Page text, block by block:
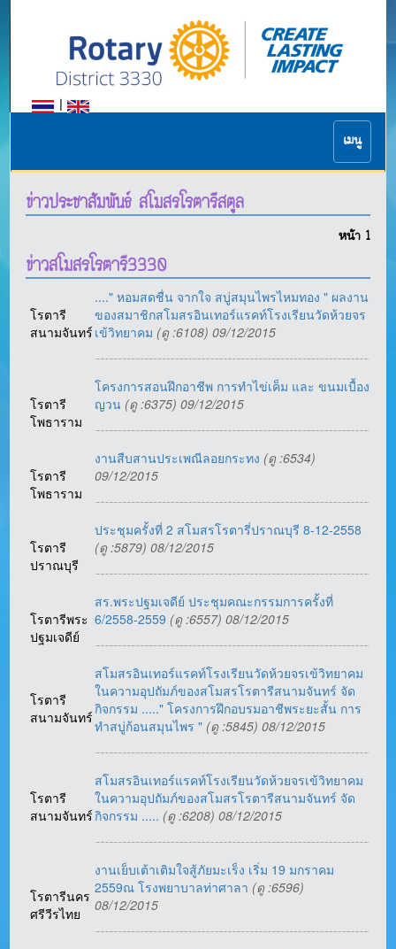
|
เมนู
ข่าวประชาสัมพันธ์ สโมสรโรตารีสตูล
หน้า 1
ข่าวสโมสรโรตารี3330
โรตารี
สนามจันทร์
...." หอมสดชื่น จากใจ สบู่สมุนไพรไหมทอง " ผลงาน
ของสมาชิกสโมสรอินเทอร์แรคท์โรงเรียนวัดห้วยจร
เข้วิทยาคม (ดู :6108) 09/12/2015
โรตารี
โพธาราม
โครงการสอนฝึกอาชีพ การทำไข่เค็ม และ ขนมเบื้อง
ญวน (ดู :6375) 09/12/2015
โรตารี
โพธาราม
งานสืบสานประเพณีลอยกระทง (ดู :6534)
09/12/2015
โรตารี
ปราณบุรี
ประชุมครั้งที่ 2 สโมสรโรตารี่ปราณบุรี 8-12-2558
(ดู :5879) 08/12/2015
โรตารีพระ
ปฐมเจดีย์
สร.พระปฐมเจดีย์ ประชุมคณะกรรมการครั้งที่
6/2558-2559 (ดู :6557) 08/12/2015
โรตารี
สนามจันทร์
สโมสรอินเทอร์แรคท์โรงเรียนวัดห้วยจรเข้วิทยาคม
ในความอุปถัมภ์ของสโมสรโรตารีสนามจันทร์ จัด
กิจกรรม ....." โครงการฝึกอบรมอาชีพระยะสั้น การ
ทำสบู่ก้อนสมุนไพร " (ดู :5845) 08/12/2015
โรตารี
สนามจันทร์
สโมสรอินเทอร์แรคท์โรงเรียนวัดห้วยจรเข้วิทยาคม
ในความอุปถัมภ์ของสโมสรโรตารีสนามจันทร์ จัด
กิจกรรม ..... (ดู :6208) 08/12/2015
โรตารีนคร
ศรีวีรไทย
งานเย็บเต้าเติมใจสู้ภัยมะเร็ง เริ่ม 19 มกราคม
2559ณ โรงพยาบาลท่าศาลา (ดู :6596)
08/12/2015